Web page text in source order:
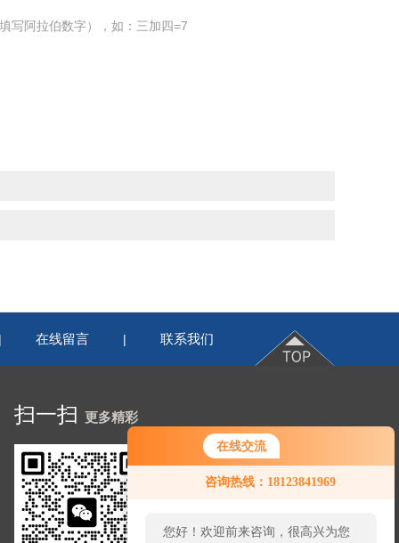
在线交流
咨询热线：18123841969
您好！欢迎前来咨询，很高兴为您
写阿拉伯数字），如：三加四=7
在线留言 | 联系我们
扫一扫 更多精彩